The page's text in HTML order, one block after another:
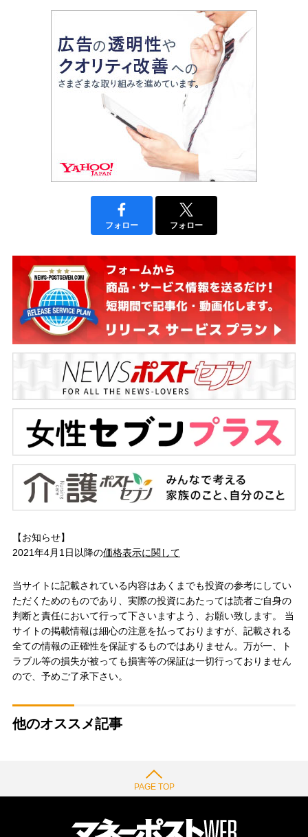
フォロー フォロー
【お知らせ】
2021年4月1日以降の価格表示に関して
当サイトに記載されている内容はあくまでも投資の参考にしてい
ただくためのものであり、実際の投資にあたっては読者ご自身の
判断と責任において行って下さいますよう、お願い致します。 当
サイトの掲載情報は細心の注意を払っておりますが、記載される
全ての情報の正確性を保証するものではありません。万が一、ト
ラブル等の損失が被っても損害等の保証は一切行っておりません
ので、予めご了承下さい。
他のオススメ記事
PAGE TOP